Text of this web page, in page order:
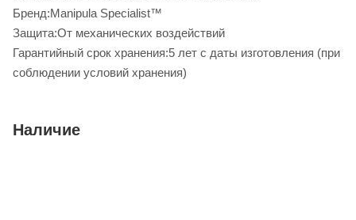
Бренд:Manipula Specialist™
Защита:От механических воздействий
Гарантийный срок хранения:5 лет с даты изготовления (при
соблюдении условий хранения)
Наличие